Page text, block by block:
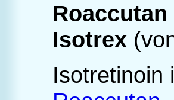
Roaccutan
Isotrex
Isotretinoin